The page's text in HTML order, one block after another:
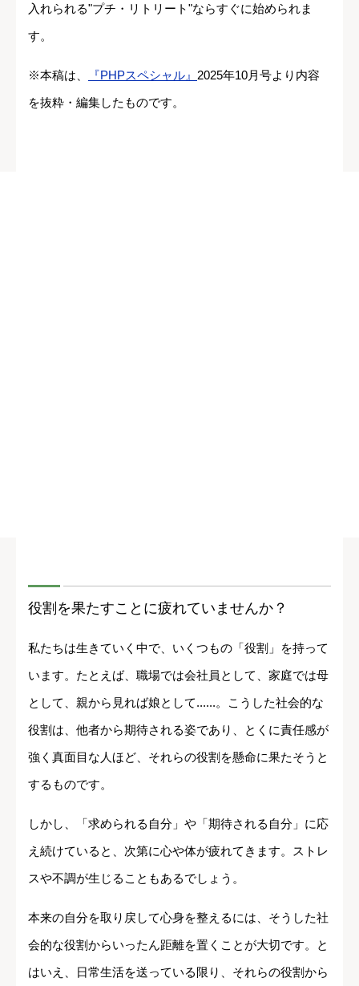
入れられる"プチ・リトリート"ならすぐに始められま
す。
※本稿は、 『PHPスペシャル』 2025年10月号より内容
を抜粋・編集したものです。
役割を果たすことに疲れていませんか？
私たちは生きていく中で、いくつもの「役割」を持って
います。たとえば、職場では会社員として、家庭では母
として、親から見れば娘として......。こうした社会的な
役割は、他者から期待される姿であり、とくに責任感が
強く真面目な人ほど、それらの役割を懸命に果たそうと
するものです。
しかし、「求められる自分」や「期待される自分」に応
え続けていると、次第に心や体が疲れてきます。ストレ
スや不調が生じることもあるでしょう。
本来の自分を取り戻して心身を整えるには、そうした社
会的な役割からいったん距離を置くことが大切です。と
はいえ、日常生活を送っている限り、それらの役割から